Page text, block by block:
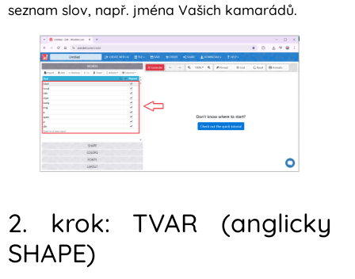
seznam slov, např. jména Vašich kamarádů.
2. krok: TVAR (anglicky
SHAPE)